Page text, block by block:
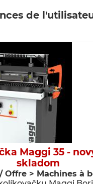
de
Maggi 35 -
skladom
Offre > Machines à